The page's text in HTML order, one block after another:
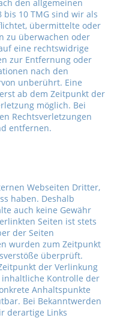
den allgemeinen
bis 10 TMG sind wir als
übermittelte oder
zu überwachen oder
eine rechtswidrige
zur Entfernung oder
nach den
unberührt. Eine
ab dem Zeitpunkt der
möglich. Bei
Rechtsverletzungen
entfernen.
Webseiten Dritter,
haben. Deshalb
auch keine Gewähr
Seiten ist stets
der Seiten
wurden zum Zeitpunkt
überprüft.
der Verlinkung
Kontrolle der
Anhaltspunkte
Bei Bekanntwerden
derartige Links